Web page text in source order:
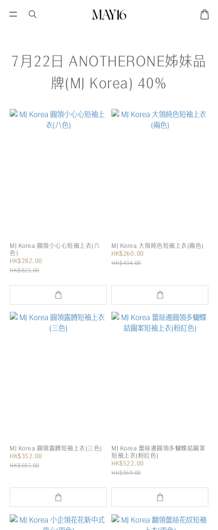
7月22日 ANOTHERONE姊妹品
牌(MJ Korea) 40%
MJ Korea 圓領小心心短袖上衣(八
色)
HK$282.00
HK$822.00
MJ Korea 大領純色短袖上衣(兩色)
HK$260.00
HK$434.00
MJ Korea 圓領露膊短袖上衣(三色)
HK$352.00
HK$587.00
MJ Korea 蕾絲邊圓領多蝴蝶結圖案
短袖上衣(粉紅色)
HK$522.00
HK$869.00